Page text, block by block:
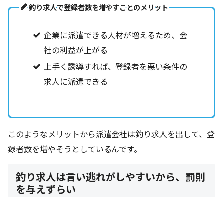
釣り求人で登録者数を増やすことのメリット
企業に派遣できる人材が増えるため、会
社の利益が上がる
上手く誘導すれば、登録者を悪い条件の
求人に派遣できる
このようなメリットから派遣会社は釣り求人を出して、登
録者数を増やそうとしているんです。
釣り求人は言い逃れがしやすいから、罰則
を与えずらい